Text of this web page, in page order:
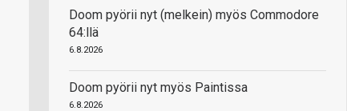
Doom pyörii nyt (melkein) myös Commodore
64:llä
6.8.2026
Doom pyörii nyt myös Paintissa
6.8.2026